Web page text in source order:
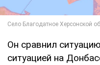
Он сравнил
ситуацией на